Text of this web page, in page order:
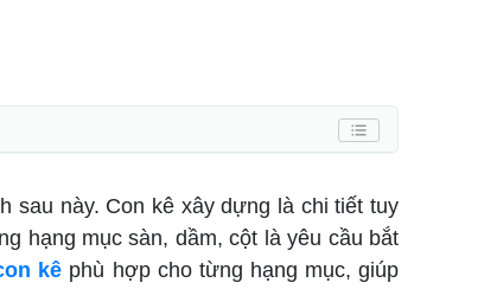
sau này. Con kê xây dựng là chi tiết tuy
hạng mục sàn, dầm, cột là yêu cầu bắt
kê phù hợp cho từng hạng mục, giúp